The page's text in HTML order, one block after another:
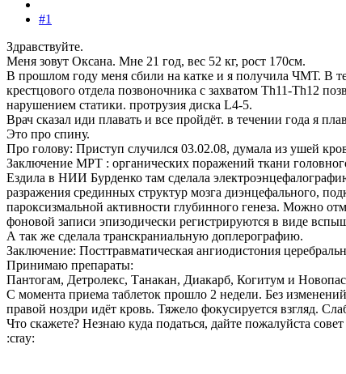
#1
Здравствуйте.
Меня зовут Оксана. Мне 21 год, вес 52 кг, рост 170см.
В прошлом году меня сбили на катке и я получила ЧМТ. В
крестцового отдела позвоночника с захватом Th11-Th12
нарушением статики. протрузия диска L4-5.
Врач сказал иди плавать и все пройдёт. в течении года я
Это про спину.
Про голову: Приступ случился 03.02.08, думала из ушей
Заключение МРТ : органических поражений ткани
Ездила в НИИ Бурденко там сделала
разражения срединных структур мозга диэнцефального,
пароксизмальной активности глубинного генеза. Можно
фоновой записи эпизодически регистрируются в виде
А так же сделала транскраниальную доплерографию.
Заключение: Посттравматическая ангиодистония
Принимаю препараты:
Пантогам, Детролекс, Танакан, Диакарб, Когитум и
С момента приема таблеток прошло 2 недели. Без
правой ноздри идёт кровь. Тяжело фокусируется взгляд.
Что скажете? Незнаю куда податься, дайте пожалуйста совет
:cray: